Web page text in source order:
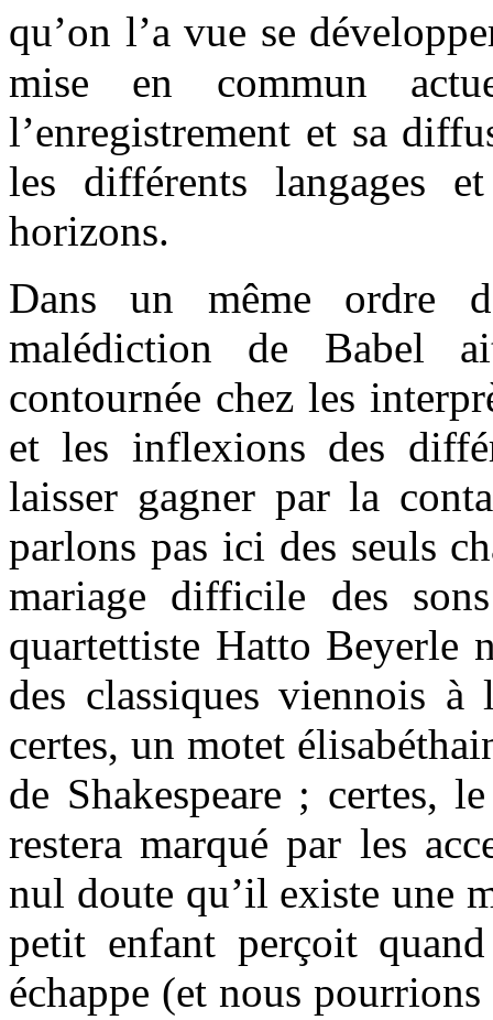
qu’on l’a vue se
mise en commun
l’enregistrement et sa
les différents langages
horizons.
Dans un même ordre
malédiction de Babel
contournée chez les
et les inflexions des
laisser gagner par la
parlons pas ici des seuls
mariage difficile des
quartettiste Hatto Beyerle
des classiques viennois
certes, un motet
de Shakespeare ; certes,
restera marqué par les
nul doute qu’il existe une
petit enfant perçoit
échappe (et nous